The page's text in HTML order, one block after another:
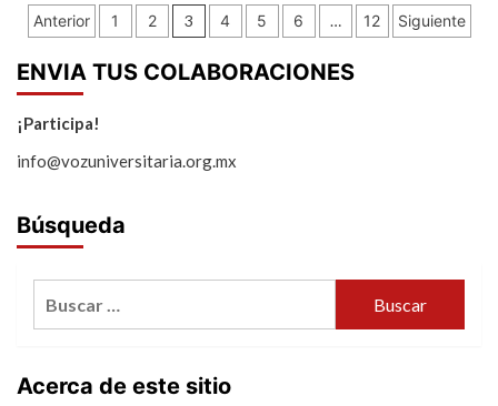
Paginación
de
entradas
Anterior 1 2 3 4 5 6 … 12 Siguiente
ENVIA TUS COLABORACIONES
¡Participa!
info@vozuniversitaria.org.mx
Búsqueda
Acerca de este sitio